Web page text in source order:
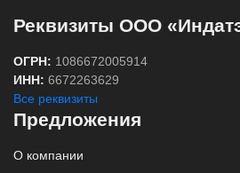
Реквизиты ООО
ОГРН: 1086672005914
ИНН: 6672263629
Все реквизиты
Предложения
О компании